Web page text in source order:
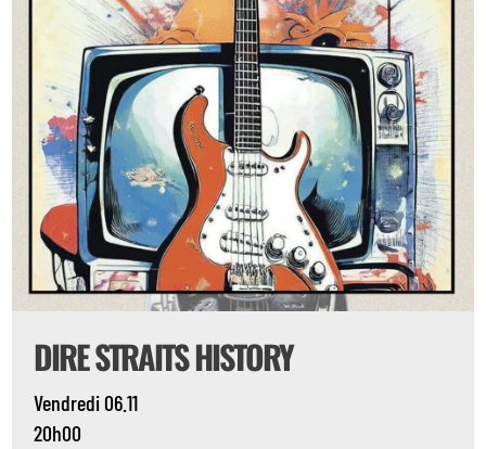
DIRE STRAITS HISTORY
Vendredi 06.11
20h00